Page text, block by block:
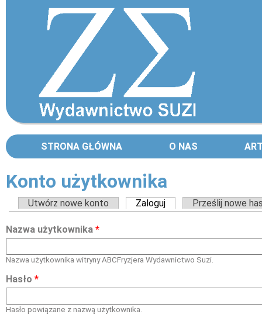
STRONA GŁÓWNA O NAS
Konto użytkownika
Zakładki podstawowe
Utwórz nowe konto Zaloguj (aktywna karta)
Prześlij nowe
Nazwa użytkownika *
Nazwa użytkownika witryny ABCFryzjera Wydawnictwo Suzi.
Hasło *
Hasło powiązane z nazwą użytkownika.